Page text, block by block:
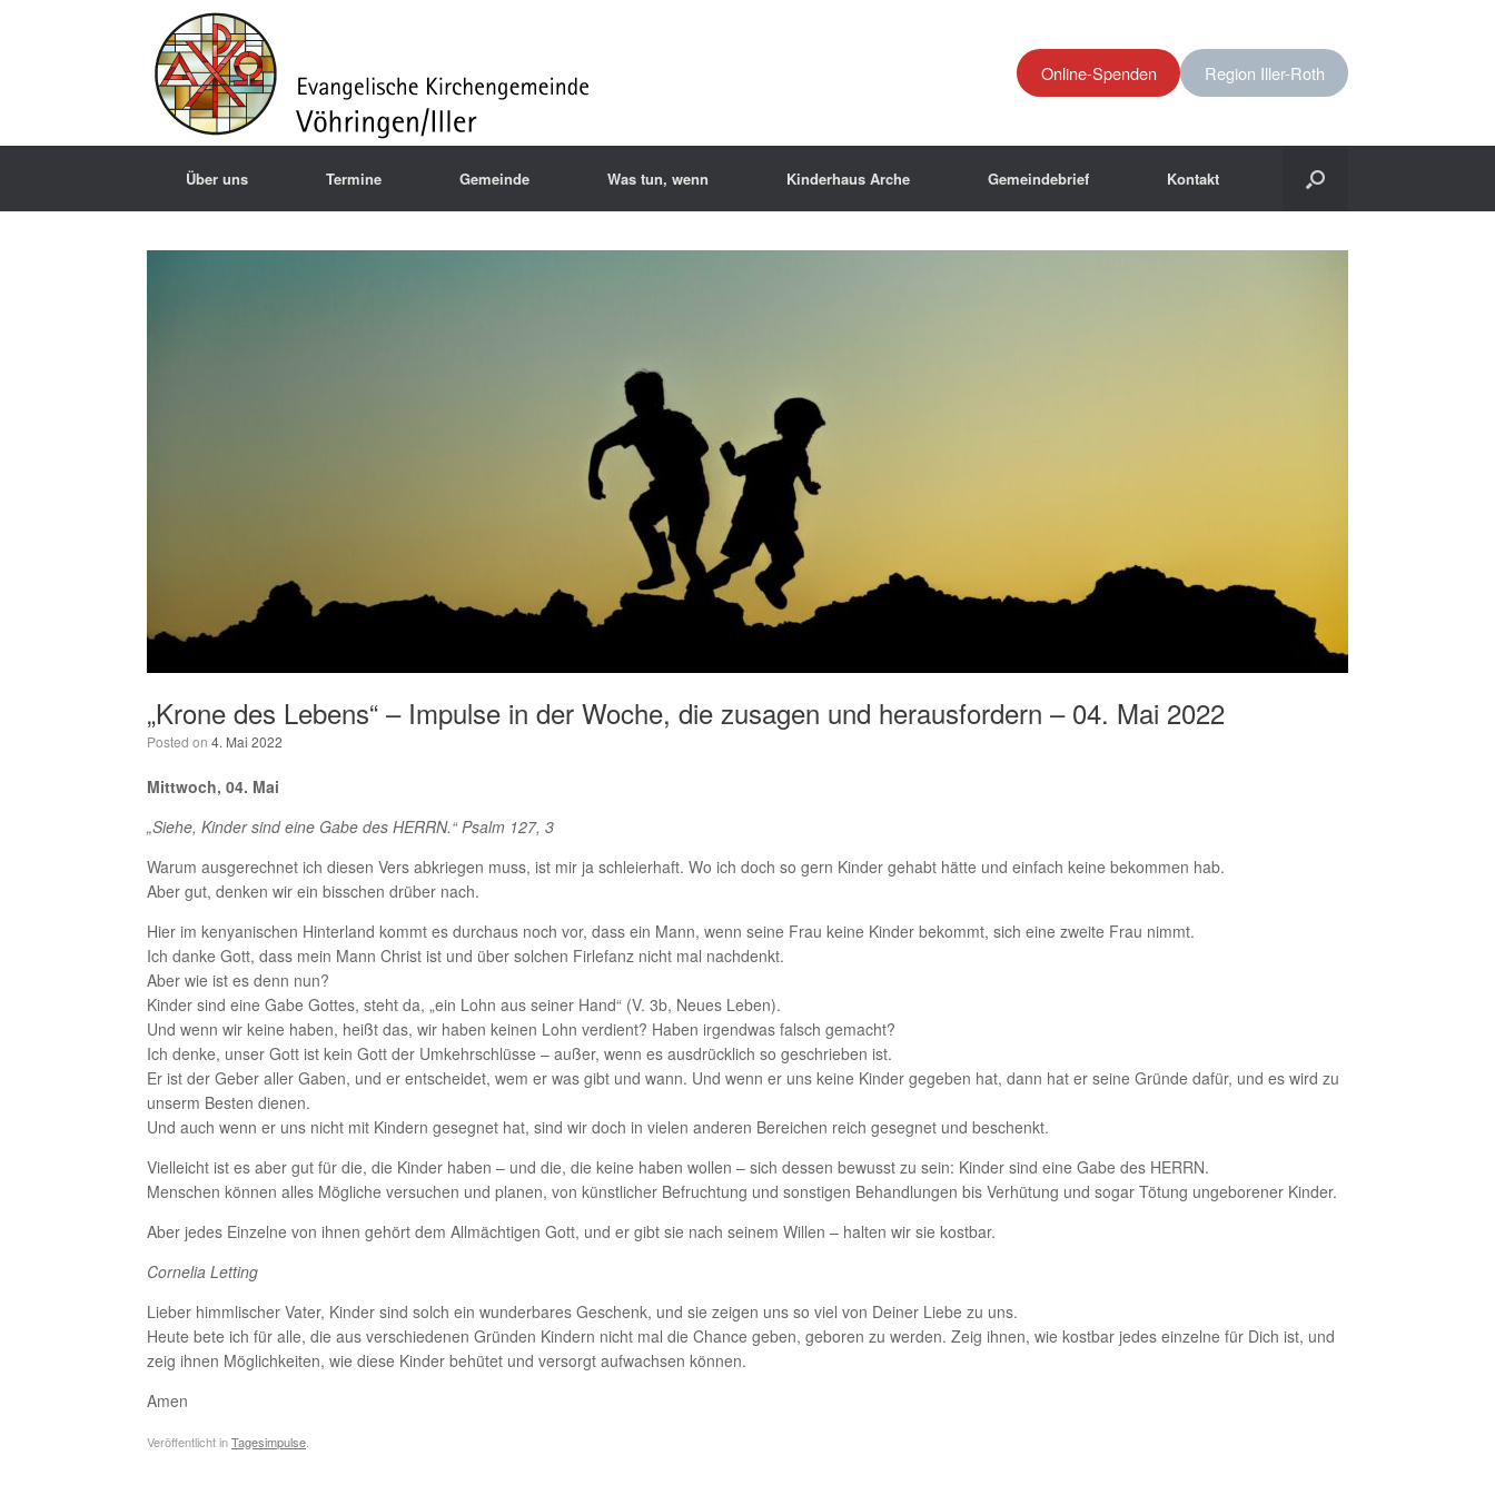
Online-Spenden Region Iller-Roth
Über uns Termine Gemeinde Was tun, wenn Kinderhaus Arche Gemeindebrief Kontakt
„Krone des Lebens“ – Impulse in der Woche, die zusagen und herausfordern – 04. Mai 2022
Posted on 4. Mai 2022
Mittwoch, 04. Mai
„Siehe, Kinder sind eine Gabe des HERRN.“ Psalm 127, 3
Warum ausgerechnet ich diesen Vers abkriegen muss, ist mir ja schleierhaft. Wo ich doch so gern Kinder gehabt hätte und einfach keine bekommen hab.
Aber gut, denken wir ein bisschen drüber nach.
Hier im kenyanischen Hinterland kommt es durchaus noch vor, dass ein Mann, wenn seine Frau keine Kinder bekommt, sich eine zweite Frau nimmt.
Ich danke Gott, dass mein Mann Christ ist und über solchen Firlefanz nicht mal nachdenkt.
Aber wie ist es denn nun?
Kinder sind eine Gabe Gottes, steht da, „ein Lohn aus seiner Hand“ (V. 3b, Neues Leben).
Und wenn wir keine haben, heißt das, wir haben keinen Lohn verdient? Haben irgendwas falsch gemacht?
Ich denke, unser Gott ist kein Gott der Umkehrschlüsse – außer, wenn es ausdrücklich so geschrieben ist.
Er ist der Geber aller Gaben, und er entscheidet, wem er was gibt und wann. Und wenn er uns keine Kinder gegeben hat, dann hat er seine Gründe dafür, und es wird zu
unserm Besten dienen.
Und auch wenn er uns nicht mit Kindern gesegnet hat, sind wir doch in vielen anderen Bereichen reich gesegnet und beschenkt.
Vielleicht ist es aber gut für die, die Kinder haben – und die, die keine haben wollen – sich dessen bewusst zu sein: Kinder sind eine Gabe des HERRN.
Menschen können alles Mögliche versuchen und planen, von künstlicher Befruchtung und sonstigen Behandlungen bis Verhütung und sogar Tötung ungeborener Kinder.
Aber jedes Einzelne von ihnen gehört dem Allmächtigen Gott, und er gibt sie nach seinem Willen – halten wir sie kostbar.
Cornelia Letting
Lieber himmlischer Vater, Kinder sind solch ein wunderbares Geschenk, und sie zeigen uns so viel von Deiner Liebe zu uns.
Heute bete ich für alle, die aus verschiedenen Gründen Kindern nicht mal die Chance geben, geboren zu werden. Zeig ihnen, wie kostbar jedes einzelne für Dich ist, und
zeig ihnen Möglichkeiten, wie diese Kinder behütet und versorgt aufwachsen können.
Amen
Veröffentlicht inTagesimpulse